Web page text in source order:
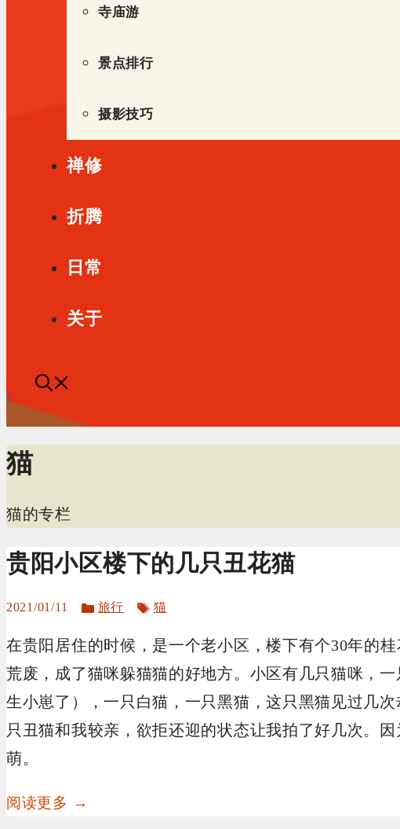
寺庙游
景点排行
摄影技巧
禅修
折腾
日常
关于
猫
猫的专栏
贵阳小区楼下的几只丑花猫
2021/01/11
分
旅行
标
猫
在贵阳居住的时候，是一个老小区，楼下有个30年的
荒废，成了猫咪躲猫猫的好地方。小区有几只猫咪，
生小崽了），一只白猫，一只黑猫，这只黑猫见过几
只丑猫和我较亲，欲拒还迎的状态让我拍了好几次。因
萌。
阅读更多 →